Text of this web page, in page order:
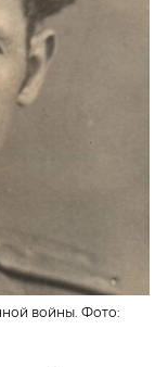
войны. Фото: